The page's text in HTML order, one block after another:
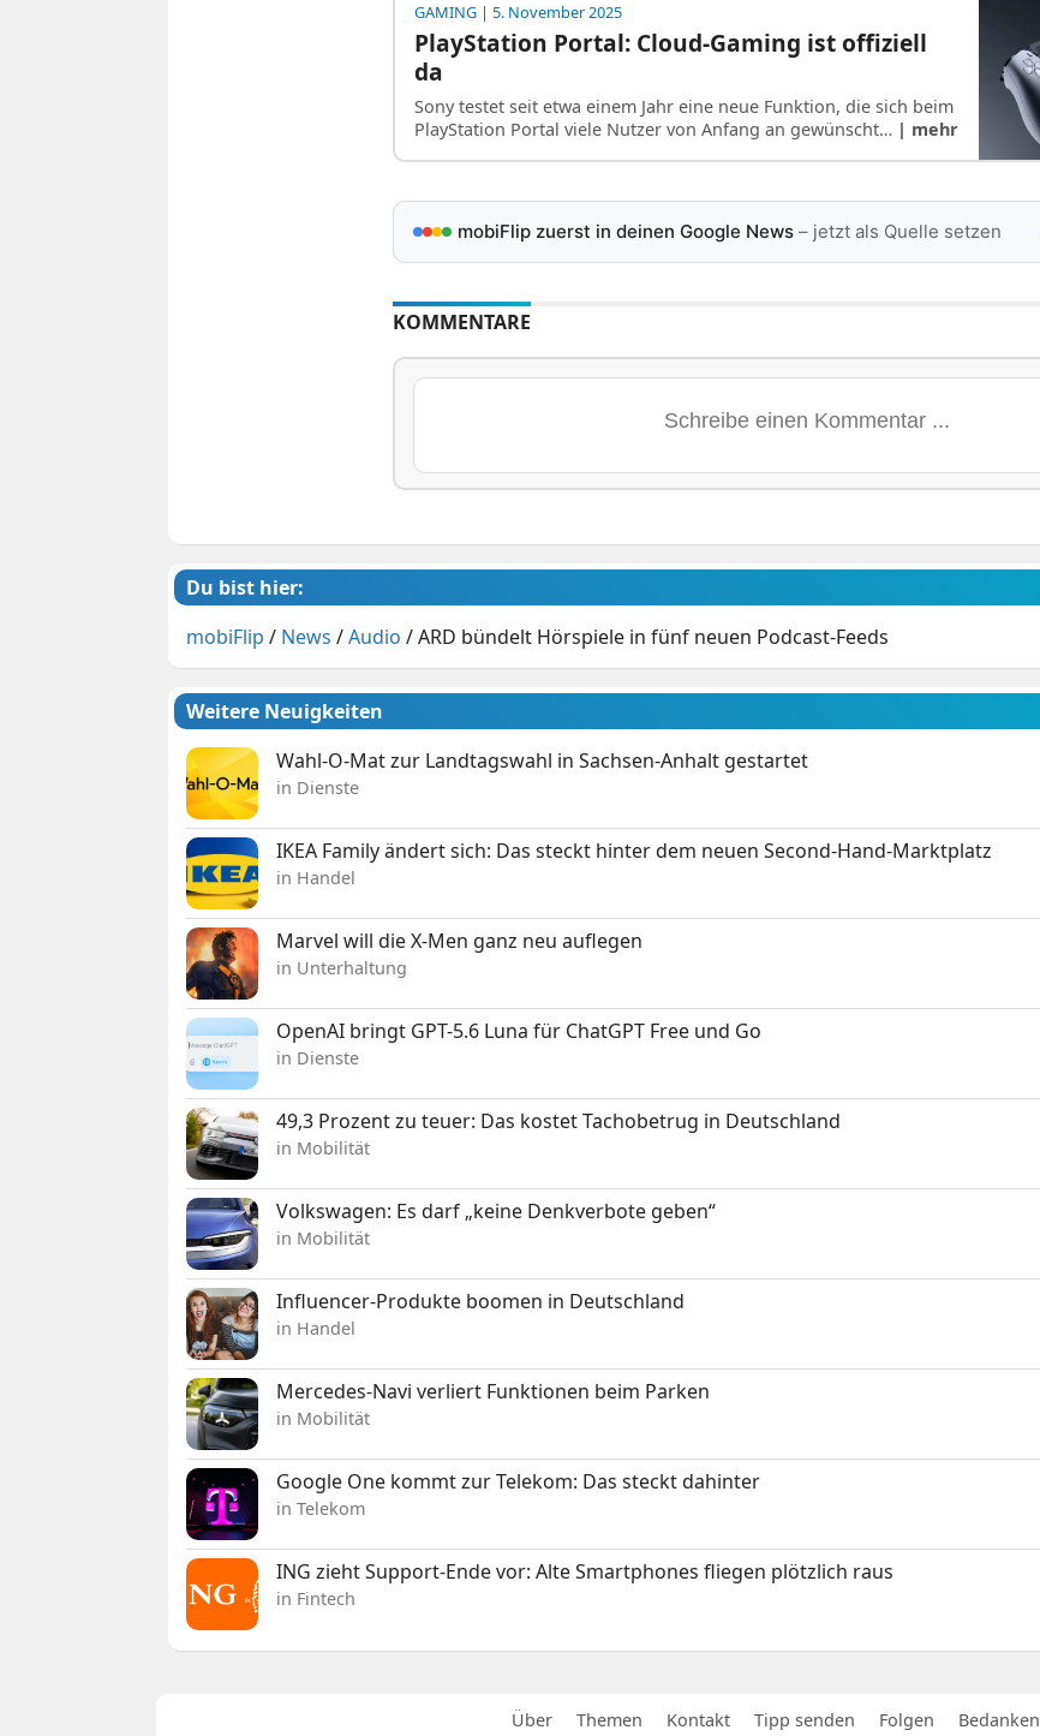
GAMING| 5. November 2025
PlayStation Portal: Cloud-Gaming ist offiziell
da
Sony testet seit etwa einem Jahr eine neue Funktion, die sich beim
PlayStation Portal viele Nutzer von Anfang an gewünscht… | mehr
mobiFlip zuerst in deinen Google News– jetzt als Quelle setzen
KOMMENTARE
Du bist hier:
mobiFlip / News /Audio /ARD bündelt Hörspiele in fünf neuen Podcast-Feeds
Weitere Neuigkeiten
Wahl-O-Mat zur Landtagswahl in Sachsen-Anhalt gestartet
in Dienste
IKEA Family ändert sich: Das steckt hinter dem neuen Second-Hand-Marktplatz
in Handel
Marvel will die X-Men ganz neu auflegen
in Unterhaltung
OpenAI bringt GPT-5.6 Luna für ChatGPT Free und Go
in Dienste
49,3 Prozent zu teuer: Das kostet Tachobetrug in Deutschland
in Mobilität
Volkswagen: Es darf „keine Denkverbote geben“
in Mobilität
Influencer-Produkte boomen in Deutschland
in Handel
Mercedes-Navi verliert Funktionen beim Parken
in Mobilität
Google One kommt zur Telekom: Das steckt dahinter
in Telekom
ING zieht Support-Ende vor: Alte Smartphones fliegen plötzlich raus
in Fintech
Über Themen Kontakt Tipp senden Folgen Bedanken